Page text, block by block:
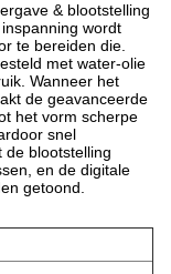
& blootstelling
wordt
te bereiden die.
met water-olie
Wanneer het
de geavanceerde
het vorm scherpe
snel
de blootstelling
en de digitale
getoond.